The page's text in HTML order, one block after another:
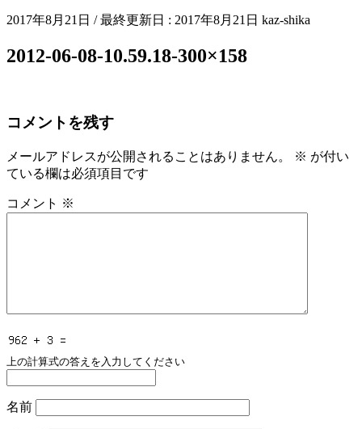
2017年8月21日 / 最終更新日 : 2017年8月21日 kaz-shika
2012-06-08-10.59.18-300×158
コメントを残す
メールアドレスが公開されることはありません。 ※ が付い
ている欄は必須項目です
コメント ※
上の計算式の答えを入力してください
名前